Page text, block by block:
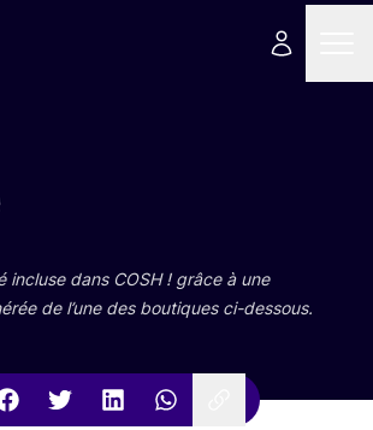
incluse dans COSH! grâce à une
de l’une des bou­tiques ci-dessous.